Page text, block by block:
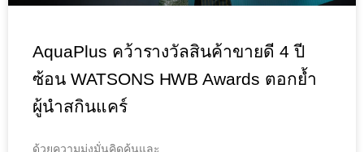
AquaPlus คว้ารางวัลสินค้าขายดี 4 ปี
ซ้อน WATSONS HWB Awards ตอกย้ำ
ผู้นำสกินแคร์
ด้วยความมุ่งมั่นคิดค้นและ